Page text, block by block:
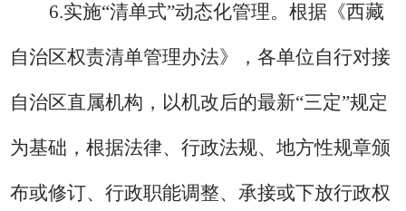
6.实施“清单式”动态化管理。根据《西藏
自治区权责清单管理办法》，各单位自行对接
自治区直属机构，以机改后的最新“三定”规定
为基础，根据法律、行政法规、地方性规章颁
布或修订、行政职能调整、承接或下放行政权